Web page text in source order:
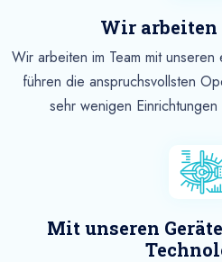
Wir arbeiten
Wir arbeiten im Team mit
führen die anspruchsvollsten
sehr wenigen
Mit unseren